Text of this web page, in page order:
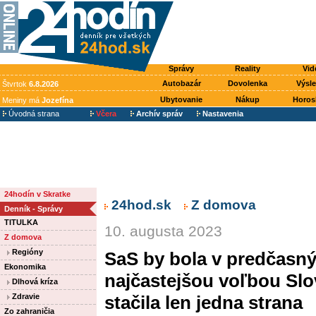
Správy Reality
Štvrtok 6.8.2026 Autobazár Dovolenka
Meniny má Jozefína Ubytovanie Nákup
Úvodná strana
Včera Archív správ Nastavenia
24hodín v Skratke
Denník - Správy
TITULKA
Z domova
Regióny
Ekonomika
Dlhová kríza
Zdravie
Zo zahraničia
24hod.sk Z domova
10. augusta 2023
SaS by bola v
najčastejšou voľbou
stačila len jedna strana